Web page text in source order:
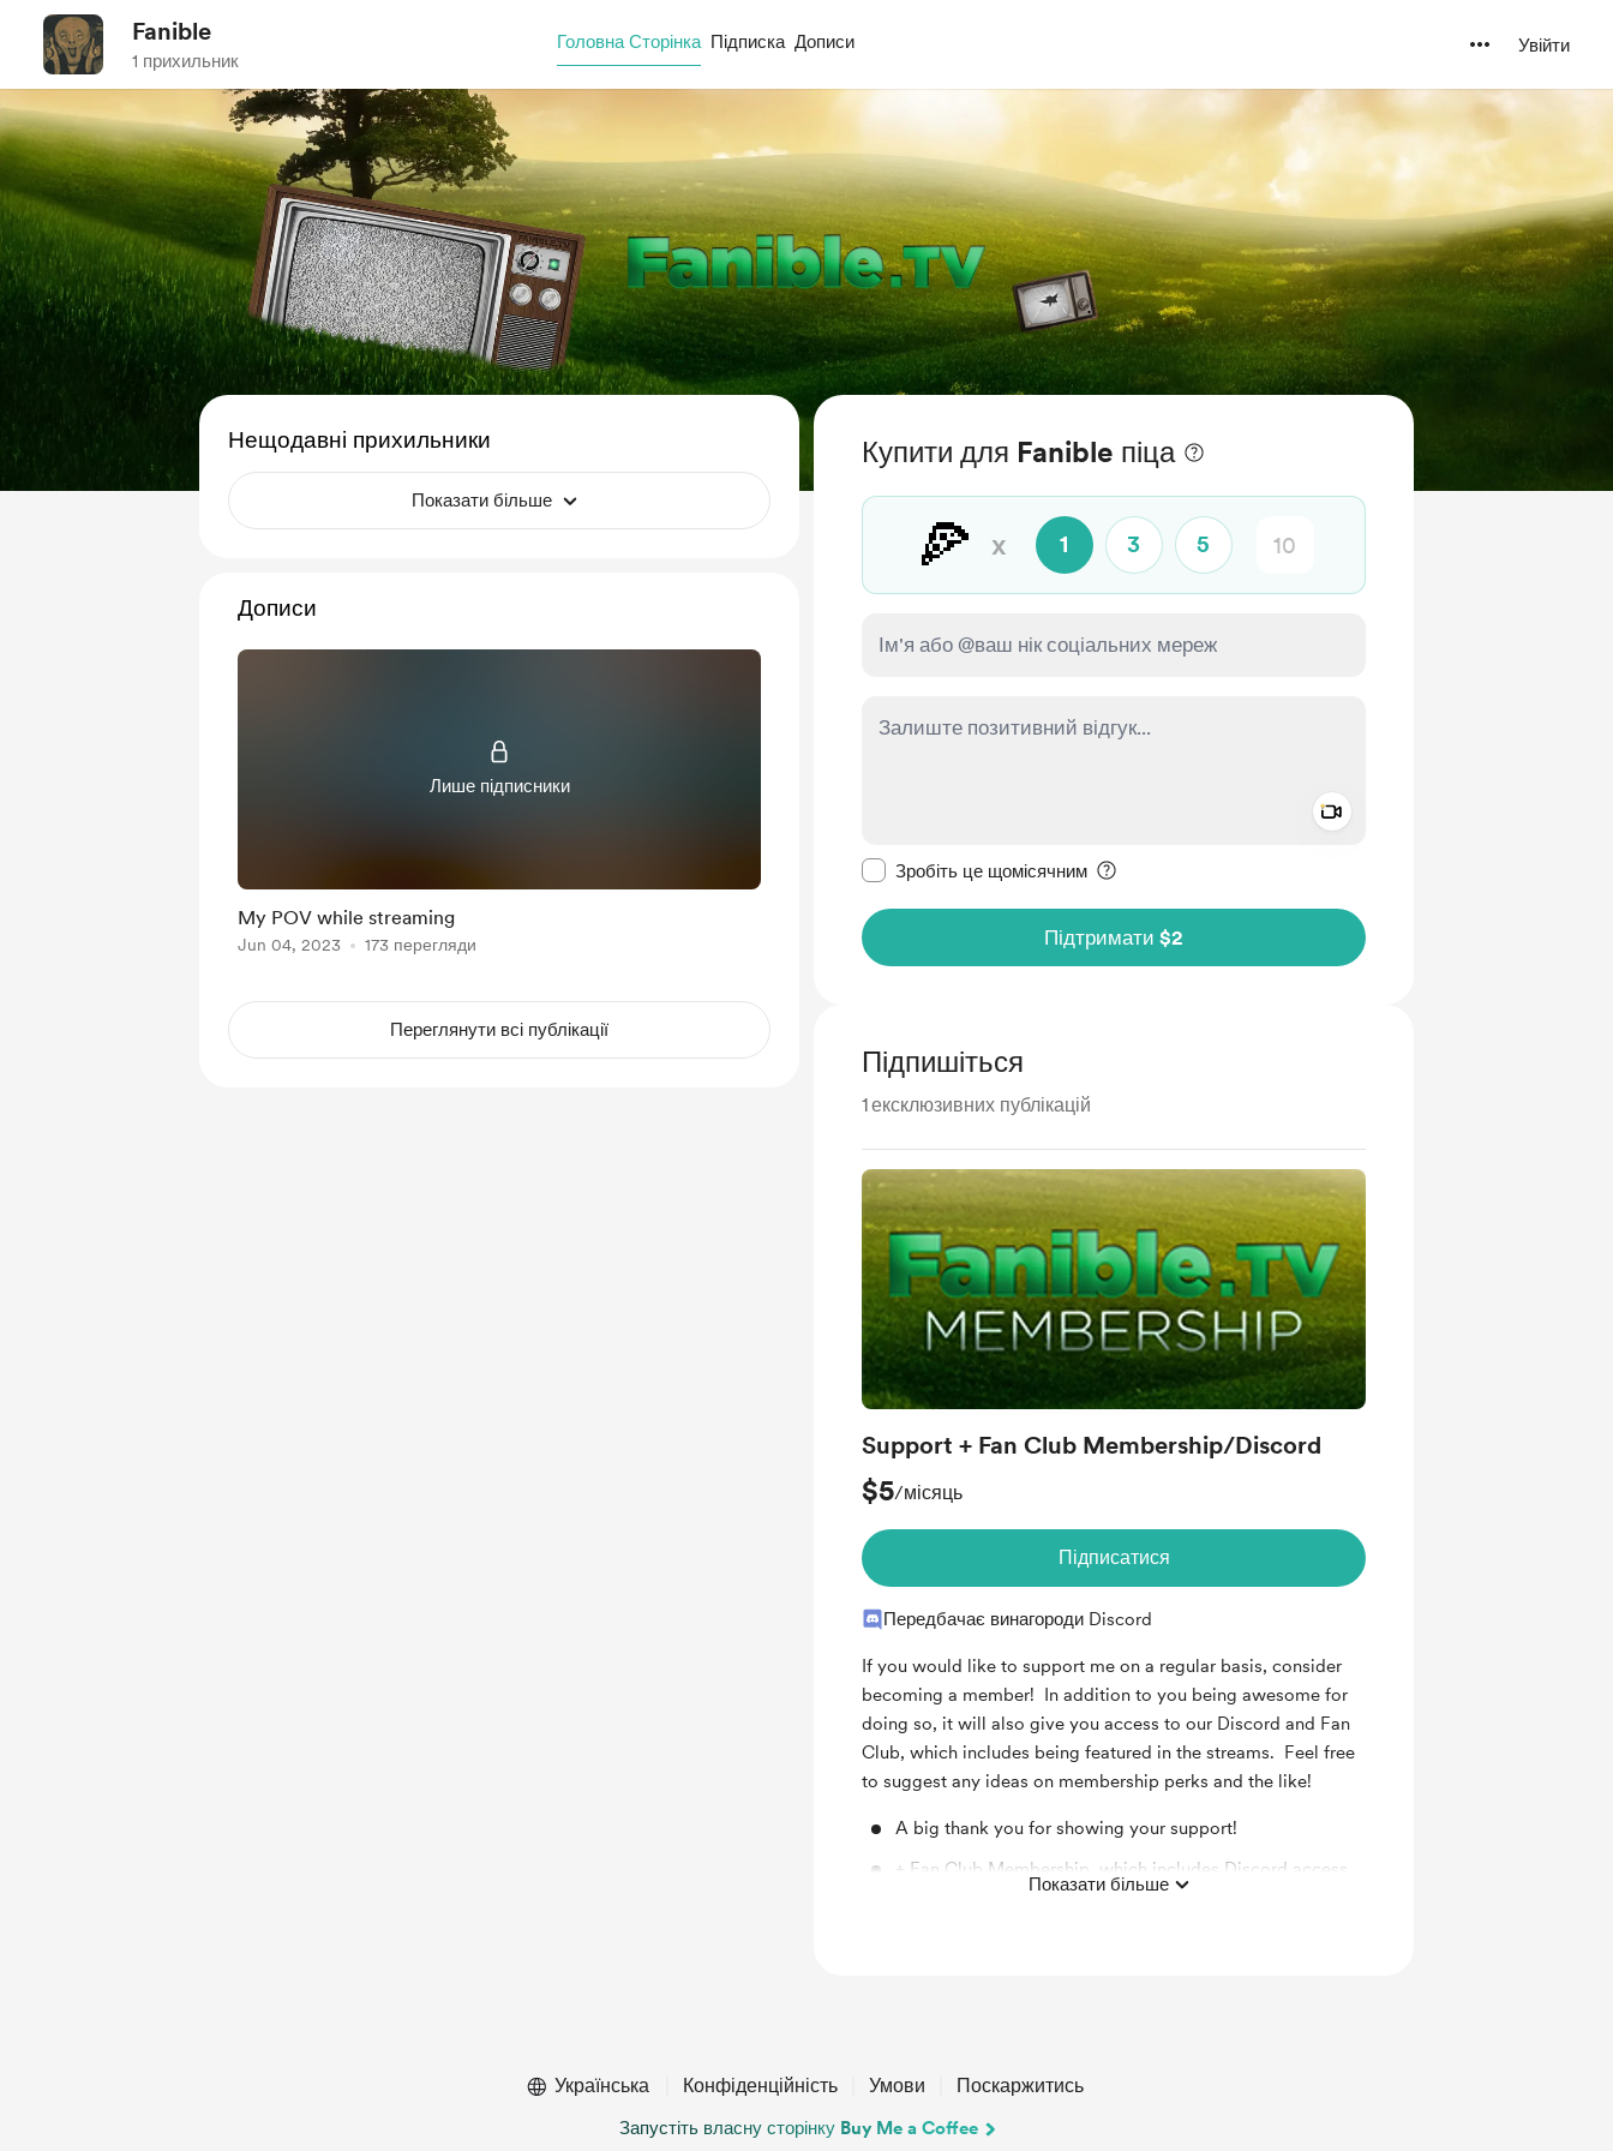
Fanible
1 прихильник
Головна Сторінка Підписка Дописи Увійти
Купити для Fanible піца
🍕 x 1 3 5
Зробіть це щомісячним
Підтримати $2
Підпишіться
1ексклюзивних публікацій
Support + Fan Club Membership/Discord
$5/місяць
Підписатися
Передбачає винагороди Discord
If you would like to support me on a regular basis, consider
becoming a member! In addition to you being awesome for
doing so, it will also give you access to our Discord and Fan
Club, which includes being featured in the streams. Feel free
to suggest any ideas on membership perks and the like!
A big thank you for showing your support!
+ Fan Club Membership, which includes Discord access
and being featured in the stream!
Показати більше
Нещодавні прихильники
Показати більше
Дописи
Лише підписники
My POV while streaming
Jun 04, 2023 173 перегляди
Переглянути всі публікації
Українська Конфіденційність Умови Поскаржитись
Запустіть власну сторінку Buy Me a Coffee